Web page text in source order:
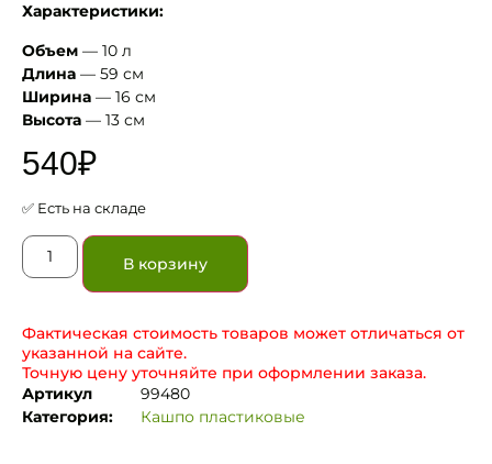
Характеристики:
Объем — 10 л
Длина — 59 см
Ширина — 16 см
Высота — 13 см
540₽
✅ Есть на складе
В корзину
Фактическая стоимость товаров может отличаться от
указанной на сайте.
Точную цену уточняйте при оформлении заказа.
Артикул
99480
Категория:
Кашпо пластиковые